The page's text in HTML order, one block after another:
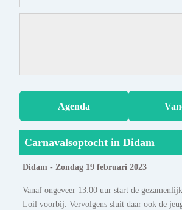
Agenda
Carnavalsoptocht in Didam
Didam - Zondag 19 februari 2023
Vanaf ongeveer 13:00 uur start de
Loil voorbij. Vervolgens sluit daar ook de